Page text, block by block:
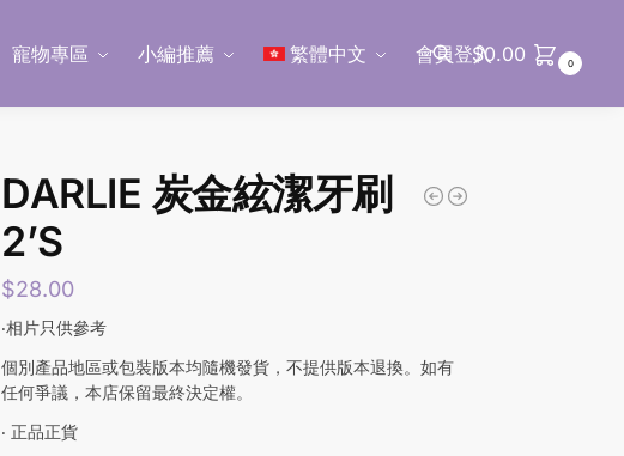
寵物專區 小編推薦 繁體中文 會員登入
$0.00 0
DARLIE 炭金絃潔牙刷
2’S
$28.00
‧相片只供參考
個別產品地區或包裝版本均隨機發貨，不提供版本退換。如有
任何爭議，本店保留最終決定權。
‧ 正品正貨